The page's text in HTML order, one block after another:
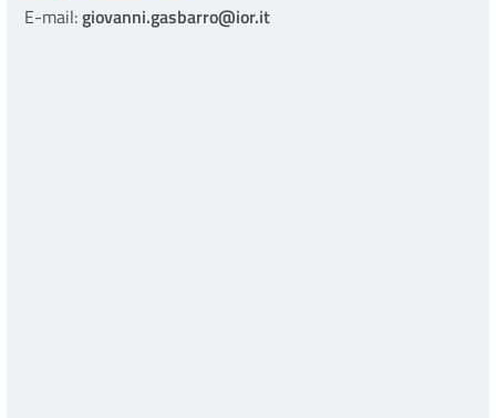
E-mail:giovanni.gasbarro@ior.it